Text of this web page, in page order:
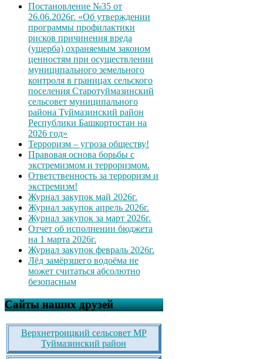
Постановление №35 от
26.06.2026г. «Об утверждении
программы профилактики
рисков причинения вреда
(ущерба) охраняемым законом
ценностям при осуществлении
муниципального земельного
контроля в границах сельского
поселения Старотуймазинский
сельсовет муниципального
района Туймазинский район
Республики Башкортостан на
2026 год»
Терроризм – угроза обществу!
Правовая основа борьбы с
экстремизмом и терроризмом.
Ответственность за терроризм и
экстремизм!
Журнал закупок май 2026г.
Журнал закупок апрель 2026г.
Журнал закупок за март 2026г.
Отчет об исполнении бюджета
на 1 марта 2026г.
Журнал закупок февраль 2026г.
Лёд замёрзшего водоёма не
может считаться абсолютно
безопасным
Сайты наших друзей
Верхнетроицкий сельсовет МР
Туймазинский район